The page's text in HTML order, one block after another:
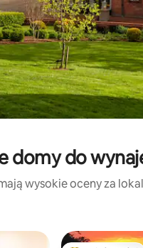
domy do
wysokie oceny za